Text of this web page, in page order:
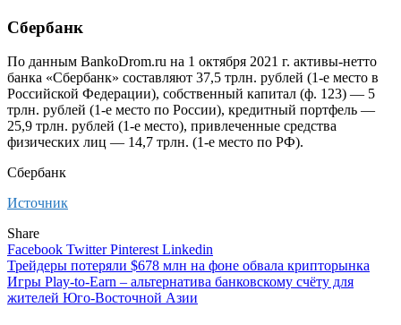
Сбербанк
По данным BankoDrom.ru на 1 октября 2021 г. активы-нетто
банка «Сбербанк» составляют 37,5 трлн. рублей (1-е место в
Российской Федерации), собственный капитал (ф. 123) — 5
трлн. рублей (1-е место по России), кредитный портфель —
25,9 трлн. рублей (1-е место), привлеченные средства
физических лиц — 14,7 трлн. (1-е место по РФ).
Сбербанк
Источник
Share
Facebook TwitterPinterest Linkedin
Навигация
по
Трейдеры потеряли $678 млн на фоне обвала крипторынка
Игры Play-to-Earn – альтернатива банковскому счёту для
жителей Юго-Восточной Азии